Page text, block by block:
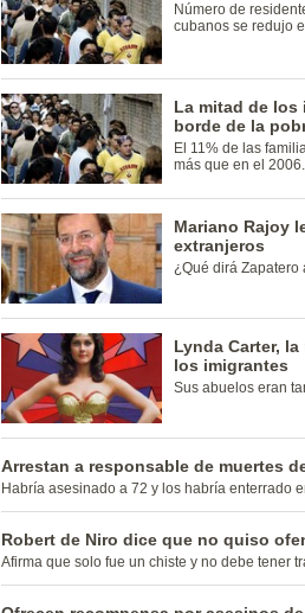
Número de
cubanos se redujo
La mitad de los
borde de la
El 11% de las
más que en el 2006.
Mariano Rajoy
extranjeros
¿Qué dirá Zapatero
Lynda Carter,
los imigrantes
Sus abuelos eran
Arrestan a responsable de muertes
Habría asesinado a 72 y los habría enterrado
Robert de Niro dice que no quiso
Afirma que solo fue un chiste y no debe tener